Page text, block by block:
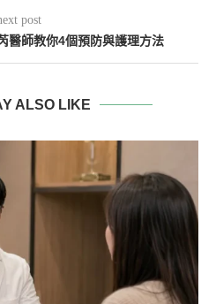
post
醫師教你4個預防與護理方法
ALSO LIKE